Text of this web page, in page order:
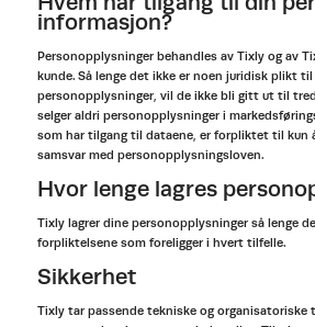
informasjon?
Personopplysninger behandles av Tixly og av
kunde. Så lenge det ikke er noen juridisk plikt til
personopplysninger, vil de ikke bli gitt ut til
selger aldri personopplysninger i
som har tilgang til dataene, er forpliktet til kun
samsvar med personopplysningsloven.
Hvor lenge lagres
Tixly lagrer dine personopplysninger så lenge
forpliktelsene som foreligger i hvert tilfelle.
Sikkerhet
Tixly tar passende tekniske og